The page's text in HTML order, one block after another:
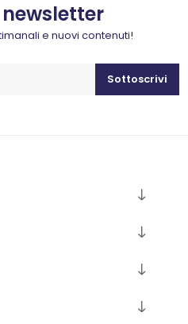
e nuovi contenuti!
Sottoscrivi